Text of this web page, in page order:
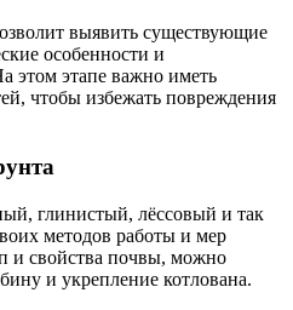
выявить существующие
особенности и
этом этапе важно иметь
чтобы избежать повреждения
глинистый, лёссовый и так
методов работы и мер
и свойства почвы, можно
и укрепление котлована.